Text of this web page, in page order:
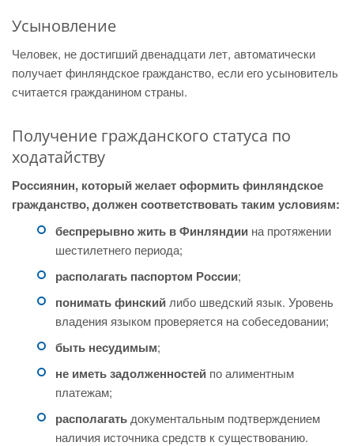
Усыновление
Человек, не достигший двенадцати лет, автоматически
получает финляндское гражданство, если его усыновитель
считается гражданином страны.
Получение гражданского статуса по
ходатайству
Россиянин, который желает оформить финляндское
гражданство, должен соответствовать таким условиям:
беспрерывно жить в Финляндии на протяжении
шестилетнего периода;
располагать паспортом России;
понимать финский либо шведский язык. Уровень
владения языком проверяется на собеседовании;
быть несудимым;
не иметь задолженностей по алиментным
платежам;
располагать документальным подтверждением
наличия источника средств к существованию.